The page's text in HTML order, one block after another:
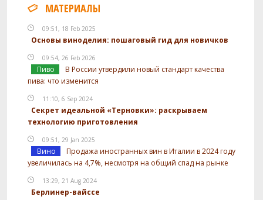
МАТЕРИАЛЫ
09:51, 18 Feb 2025
Основы виноделия: пошаговый гид для новичков
09:54, 26 Feb 2026
Пиво
В России утвердили новый стандарт качества
пива: что изменится
11:10, 6 Sep 2024
Секрет идеальной «Терновки»: раскрываем
технологию приготовления
09:51, 29 Jan 2025
Вино
Продажа иностранных вин в Италии в 2024 году
увеличилась на 4,7%, несмотря на общий спад на рынке
13:29, 21 Aug 2024
Берлинер-вайссе